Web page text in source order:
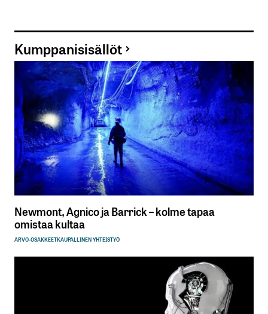
Kumppanisisällöt
Newmont, Agnico ja Barrick – kolme tapaa
omistaa kultaa
ARVO-OSAKKEETKAUPALLINEN YHTEISTYÖ